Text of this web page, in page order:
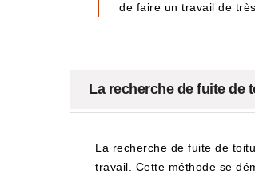
de faire un travail de
La recherche de fuite de
La recherche de fuite de
travail. Cette méthode se